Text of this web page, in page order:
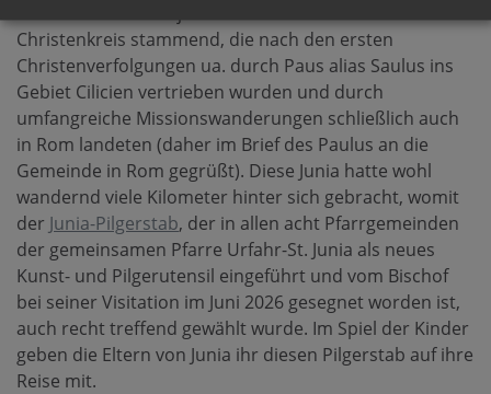
Christenkreis stammend, die nach den ersten
Christenverfolgungen ua. durch Paus alias Saulus ins
Gebiet Cilicien vertrieben wurden und durch
umfangreiche Missionswanderungen schließlich auch
in Rom landeten (daher im Brief des Paulus an die
Gemeinde in Rom gegrüßt). Diese Junia hatte wohl
wandernd viele Kilometer hinter sich gebracht, womit
der Junia-Pilgerstab, der in allen acht Pfarrgemeinden
der gemeinsamen Pfarre Urfahr-St. Junia als neues
Kunst- und Pilgerutensil eingeführt und vom Bischof
bei seiner Visitation im Juni 2026 gesegnet worden ist,
auch recht treffend gewählt wurde. Im Spiel der Kinder
geben die Eltern von Junia ihr diesen Pilgerstab auf ihre
Reise mit.